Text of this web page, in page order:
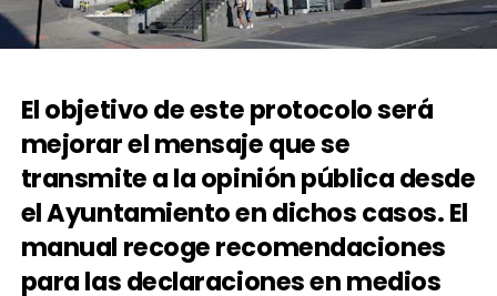
El objetivo de este protocolo será
mejorar el mensaje que se
transmite a la opinión pública desde
el Ayuntamiento en dichos casos. El
manual recoge recomendaciones
para las declaraciones en medios